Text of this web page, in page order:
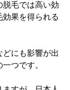
脱毛では高い効
果を得られる
どにも影響が出
つです。